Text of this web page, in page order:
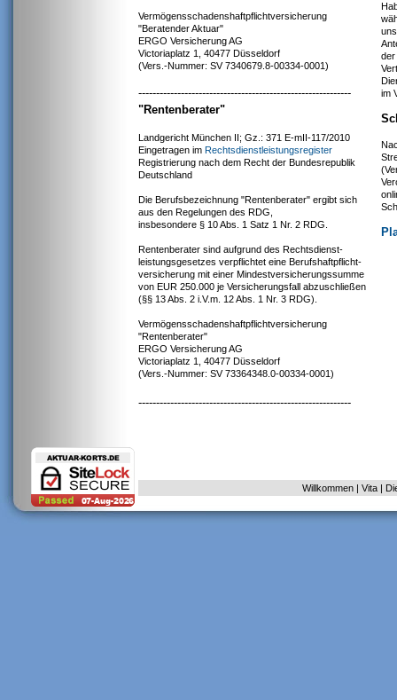
Vermögensschadenshaftpflichtversicherung
"Beratender Aktuar"
ERGO Versicherung AG
Victoriaplatz 1, 40477 Düsseldorf
(Vers.-Nummer: SV 7340679.8-00334-0001)
------------------------------------------------------------
"Rentenberater"
Landgericht München II; Gz.: 371 E-mII-117/2010
Eingetragen im Rechtsdienstleistungsregister
Registrierung nach dem Recht der Bundesrepublik
Deutschland
Die Berufsbezeichnung "Rentenberater" ergibt sich
aus den Regelungen des RDG,
insbesondere § 10 Abs. 1 Satz 1 Nr. 2 RDG.
Rentenberater sind aufgrund des Rechtsdienst-
leistungsgesetzes verpflichtet eine Berufshaftpflicht-
versicherung mit einer Mindestversicherungssumme
von EUR 250.000 je Versicherungsfall abzuschließen
(§§ 13 Abs. 2 i.V.m. 12 Abs. 1 Nr. 3 RDG).
Vermögensschadenshaftpflichtversicherung
"Rentenberater"
ERGO Versicherung AG
Victoriaplatz 1, 40477 Düsseldorf
(Vers.-Nummer: SV 73364348.0-00334-0001)
------------------------------------------------------------
der
im
Willkommen | Vita |